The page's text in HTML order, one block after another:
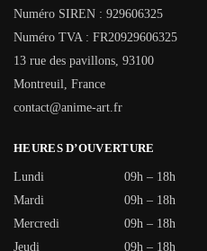
Numéro SIREN : 929606325
Numéro TVA : FR20929606325
13 rue des pavillons, 93100
Montreuil, France
contact@anime-art.fr
HEURES D’OUVERTURE
Lundi
09h – 18h
Mardi
09h – 18h
Mercredi
09h – 18h
Jeudi
09h – 18h